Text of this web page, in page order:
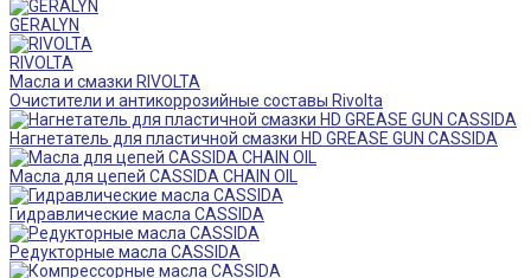
GERALYN
RIVOLTA
Масла и смазки RIVOLTA
Очистители и антикоррозийные составы Rivolta
Нагнетатель для пластичной смазки HD GREASE GUN CASSIDA
Масла для цепей CASSIDA CHAIN OIL
Гидравлические масла CASSIDA
Редукторные масла CASSIDA